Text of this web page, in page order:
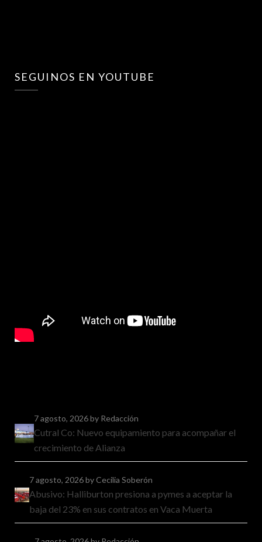
SEGUINOS EN YOUTUBE
7 agosto, 2026by Redacción
Cutral Co: Nuevo equipamiento para acompañar el
crecimiento de Alianza
7 agosto, 2026by Cecilia Soberón
Abusivo: Halliburton presiona a pymes a aceptar la
baja del 23% en sus contratos en Vaca Muerta